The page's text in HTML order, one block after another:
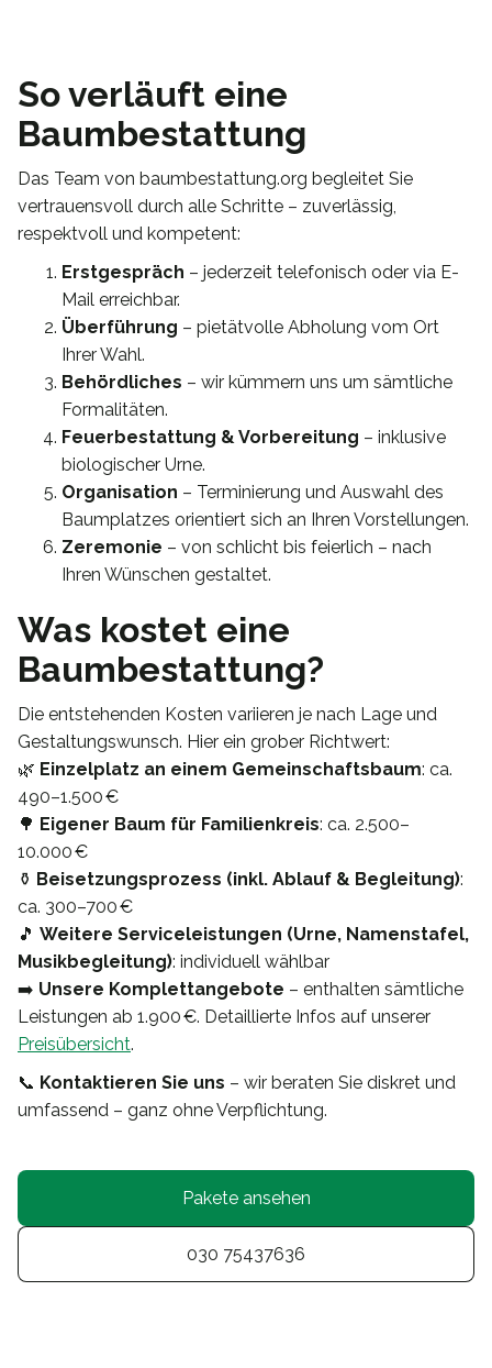
So verläuft eine
Baumbestattung
Das Team von baumbestattung.org begleitet Sie
vertrauensvoll durch alle Schritte – zuverlässig,
respektvoll und kompetent:
Erstgespräch – jederzeit telefonisch oder via E-
Mail erreichbar.
Überführung – pietätvolle Abholung vom Ort
Ihrer Wahl.
Behördliches – wir kümmern uns um sämtliche
Formalitäten.
Feuerbestattung & Vorbereitung – inklusive
biologischer Urne.
Organisation – Terminierung und Auswahl des
Baumplatzes orientiert sich an Ihren Vorstellungen.
Zeremonie – von schlicht bis feierlich – nach
Ihren Wünschen gestaltet.
Was kostet eine
Baumbestattung?
Die entstehenden Kosten variieren je nach Lage und
Gestaltungswunsch. Hier ein grober Richtwert:
🌿 Einzelplatz an einem Gemeinschaftsbaum: ca.
490–1.500 €
🌳 Eigener Baum für Familienkreis: ca. 2.500–
10.000 €
⚱️ Beisetzungsprozess (inkl. Ablauf & Begleitung):
ca. 300–700 €
🎵 Weitere Serviceleistungen (Urne, Namenstafel,
Musikbegleitung): individuell wählbar
➡️ Unsere Komplettangebote – enthalten sämtliche
Leistungen ab 1.900 €. Detaillierte Infos auf unserer
Preisübersicht.
📞 Kontaktieren Sie uns – wir beraten Sie diskret und
umfassend – ganz ohne Verpflichtung.
Pakete ansehen
030 75437636